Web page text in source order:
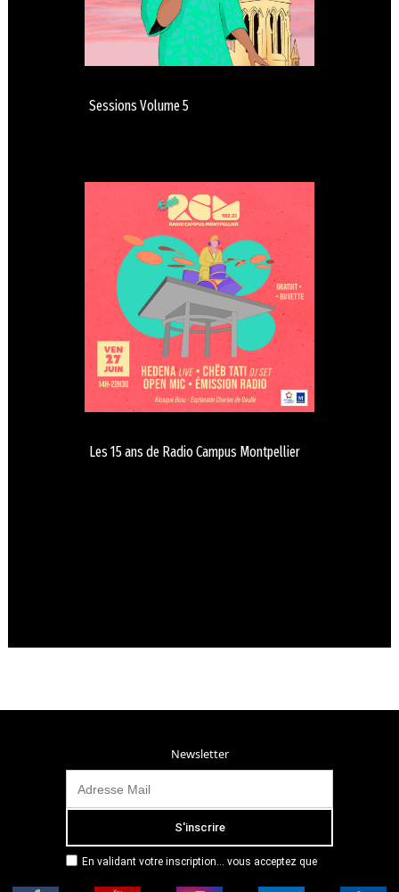
Sessions Volume 5
Les 15 ans de Radio Campus Montpellier
Newsletter
En validant votre inscription... vous acceptez que